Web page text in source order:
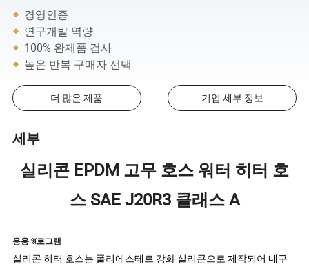
경영인증
연구개발 역량
100% 완제품 검사
높은 반복 구매자 선택
더 많은 제품 기업 세부 정보
세부
실리콘 EPDM 고무 호스 워터 히터 호
스 SAE J20R3 클래스 A
응용 𝔄로그램
실리콘 히터 호스는 폴리에스테르 강화 실리콘으로 제작되어 내구